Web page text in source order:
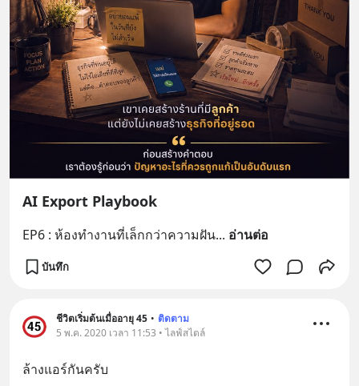
AI Export Playbook
EP6 : ห้องทำงานที่เล็กกว่าความฝัน... อ่านต่อ
บันทึก
ชีวิตเริ่มต้นเมื่ออายุ 45 • ติดตาม
5 พ.ค. 2020 เวลา 11:53 • ไลฟ์สไตล์
ล้างแอร์กันครับ